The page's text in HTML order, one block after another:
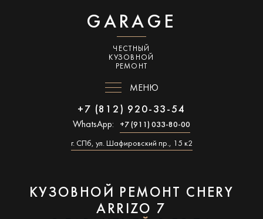
GARAGE
ЧЕСТНЫЙ
КУЗОВНОЙ
РЕМОНТ
МЕНЮ
+7 (812) 920-33-54
WhatsApp: +7 (911) 033-80-00
г. СПб, ул. Шафировский пр., 15 к2
КУЗОВНОЙ РЕМОНТ CHERY
ARRIZO 7